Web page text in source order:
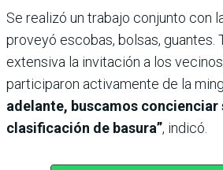
Se realizó un trabajo conjunto con
proveyó escobas, bolsas, guantes.
extensiva la invitación a los
participaron activamente de la
adelante, buscamos concienciar
clasificación de basura”, indicó.